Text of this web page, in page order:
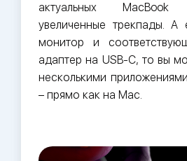
актуальных
увеличенные трекпады. А
монитор и
адаптер на USB-C, то вы
несколькими
– прямо как на Mac.